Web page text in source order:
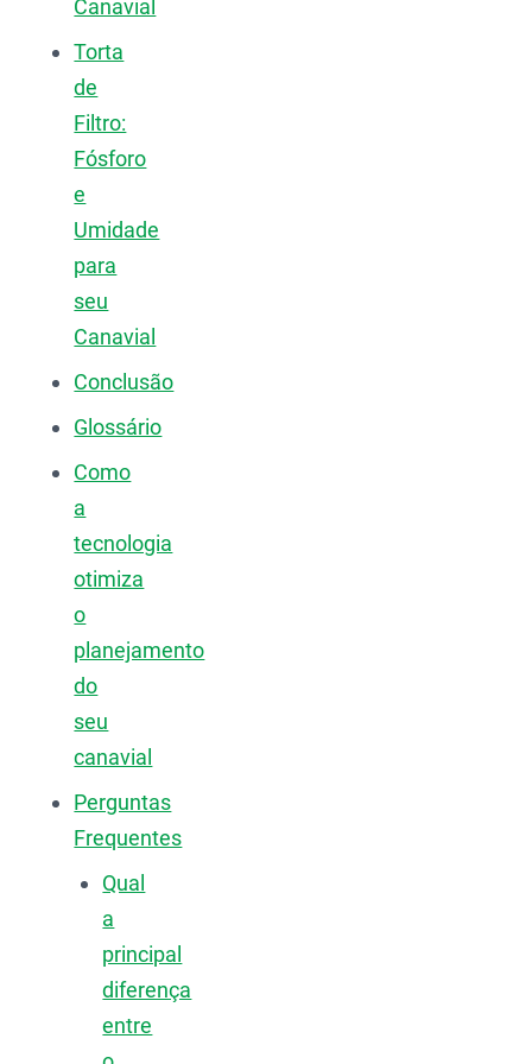
Canavial
Torta
de
Filtro:
Fósforo
e
Umidade
para
seu
Canavial
Conclusão
Glossário
Como
a
tecnologia
otimiza
o
planejamento
do
seu
canavial
Perguntas
Frequentes
Qual
a
principal
diferença
entre